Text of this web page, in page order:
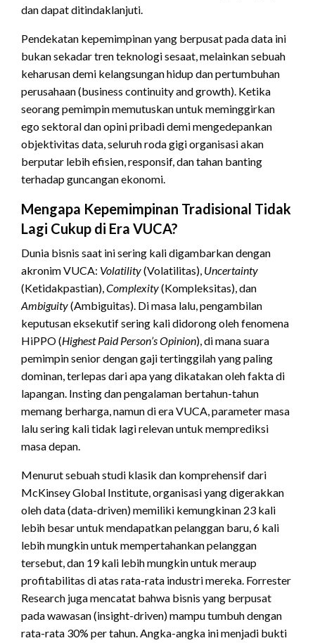
dan dapat ditindaklanjuti.
Pendekatan kepemimpinan yang berpusat pada data ini
bukan sekadar tren teknologi sesaat, melainkan sebuah
keharusan demi kelangsungan hidup dan pertumbuhan
perusahaan (business continuity and growth). Ketika
seorang pemimpin memutuskan untuk meminggirkan
ego sektoral dan opini pribadi demi mengedepankan
objektivitas data, seluruh roda gigi organisasi akan
berputar lebih efisien, responsif, dan tahan banting
terhadap guncangan ekonomi.
Mengapa Kepemimpinan Tradisional Tidak
Lagi Cukup di Era VUCA?
Dunia bisnis saat ini sering kali digambarkan dengan
akronim VUCA: Volatility(Volatilitas), Uncertainty
(Ketidakpastian),Complexity(Kompleksitas), dan
Ambiguity(Ambiguitas). Di masa lalu, pengambilan
keputusan eksekutif sering kali didorong oleh fenomena
HiPPO (Highest Paid Person’s Opinion), di mana suara
pemimpin senior dengan gaji tertinggilah yang paling
dominan, terlepas dari apa yang dikatakan oleh fakta di
lapangan. Insting dan pengalaman bertahun-tahun
memang berharga, namun di era VUCA, parameter masa
lalu sering kali tidak lagi relevan untuk memprediksi
masa depan.
Menurut sebuah studi klasik dan komprehensif dari
McKinsey Global Institute, organisasi yang digerakkan
oleh data (data-driven) memiliki kemungkinan 23 kali
lebih besar untuk mendapatkan pelanggan baru, 6 kali
lebih mungkin untuk mempertahankan pelanggan
tersebut, dan 19 kali lebih mungkin untuk meraup
profitabilitas di atas rata-rata industri mereka. Forrester
Research juga mencatat bahwa bisnis yang berpusat
pada wawasan (insight-driven) mampu tumbuh dengan
rata-rata 30% per tahun. Angka-angka ini menjadi bukti